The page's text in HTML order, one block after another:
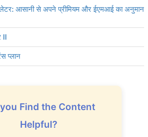
आसानी से अपने प्रीमियम और ईएमआई का अनुमान
II
प्लान
Find the Content
Helpful?